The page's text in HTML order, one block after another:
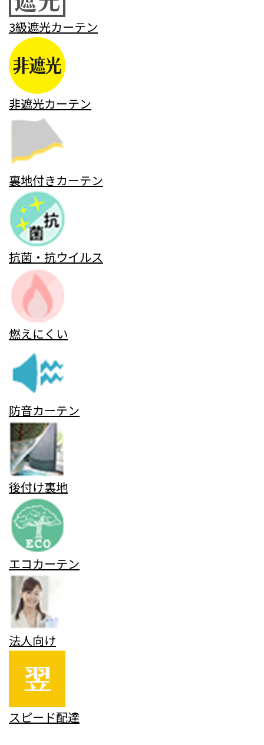
3級遮光カーテン
非遮光カーテン
裏地付きカーテン
抗菌・抗ウイルス
燃えにくい
防音カーテン
後付け裏地
エコカーテン
法人向け
スピード配達